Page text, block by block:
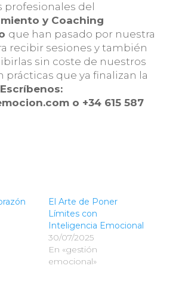
profesionales del
y Coaching
que han pasado por nuestra
recibir sesiones y también
sin coste de nuestros
prácticas que ya finalizan la
Escríbenos:
o +34 615 587
El Arte de Poner
Límites con
Inteligencia Emocional
30/07/2025
En «gestión
emocional»